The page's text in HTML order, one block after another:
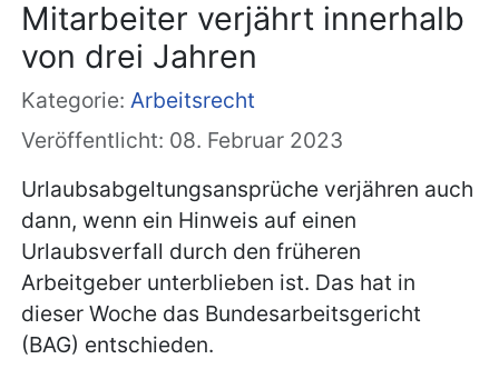
Mitarbeiter verjährt innerhalb
von drei Jahren
Kategorie:Arbeitsrecht
Veröffentlicht: 08. Februar 2023
Urlaubsabgeltungsansprüche verjähren auch
dann, wenn ein Hinweis auf einen
Urlaubsverfall durch den früheren
Arbeitgeber unterblieben ist. Das hat in
dieser Woche das Bundesarbeitsgericht
(BAG) entschieden.